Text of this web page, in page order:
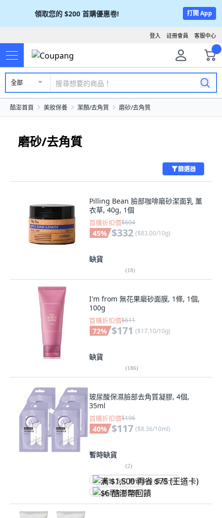
領取您的 $200 首購優惠卷! 打開 App
客服中心
註冊會員
登入
全部
酷澎首頁 美妝保養 潔顏/去角質 磨砂/去角質
磨砂/去角質
篩選器
Pilling Bean 臉部咖啡磨砂潔面乳 薰
衣草, 40g, 1個
首購折扣價$604
45% $332 ($83.00/10g)
缺貨
(18)
I'm from 無花果磨砂面膜, 1條, 1個,
100g
首購折扣價$611
72% $171 ($17.10/10g)
缺貨
(186)
玻尿酸保濕臉部去角質凝膠, 4個,
35ml
首購折扣價$196
40% $117 ($8.36/10ml)
暫時缺貨
(2)
满 $1,500 再省 $75 (王道卡)
$6 酷澎幣回饋